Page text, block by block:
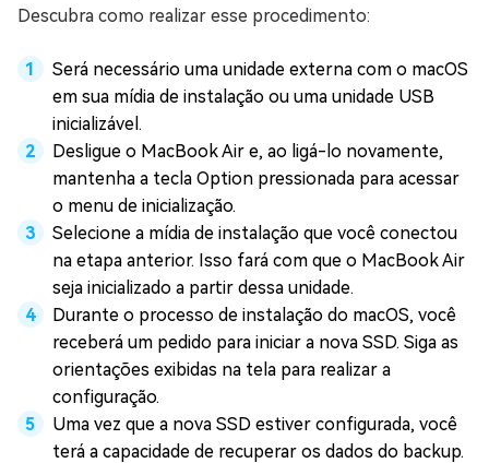
Descubra como realizar esse procedimento:
Será necessário uma unidade externa com o macOS
em sua mídia de instalação ou uma unidade USB
inicializável.
Desligue o MacBook Air e, ao ligá-lo novamente,
mantenha a tecla Option pressionada para acessar
o menu de inicialização.
Selecione a mídia de instalação que você conectou
na etapa anterior. Isso fará com que o MacBook Air
seja inicializado a partir dessa unidade.
Durante o processo de instalação do macOS, você
receberá um pedido para iniciar a nova SSD. Siga as
orientações exibidas na tela para realizar a
configuração.
Uma vez que a nova SSD estiver configurada, você
terá a capacidade de recuperar os dados do backup.